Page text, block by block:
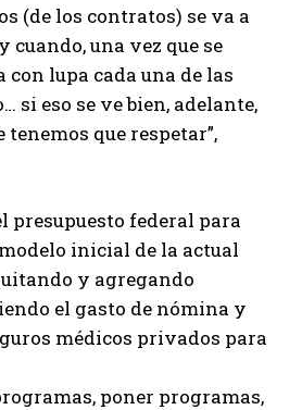
(de los contratos) se va a
cuando, una vez que se
con lupa cada una de las
si eso se ve bien, adelante,
que respetar”,
presupuesto federal para
inicial de la actual
y agregando
el gasto de nómina y
médicos privados para
poner programas,